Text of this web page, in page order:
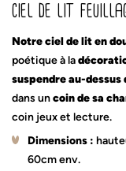
ciel de lit
Notre ciel de lit en
poétique à la
suspendre au-dessus
dans uncoin de sa
coin jeux et lecture.
Dimensions :
60cm env.